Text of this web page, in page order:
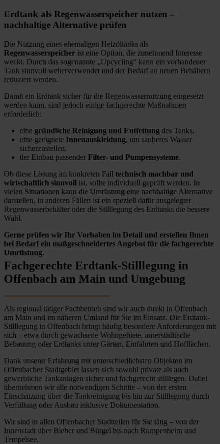
Erdtank als Regenwasserspeicher nutzen –
nachhaltige Alternative prüfen
Die Nutzung eines ehemaligen Heizöltanks als
Regenwasserspeicher ist eine Option, die zunehmend Interesse
weckt. Durch das sogenannte „Upcycling“ kann ein vorhandener
Tank sinnvoll weiterverwendet und der Bedarf an neuen Behältern
reduziert werden.
Damit ein Erdtank sicher für die Regenwassernutzung eingesetzt
werden kann, sind jedoch einige fachgerechte Maßnahmen
erforderlich:
eine gründliche Reinigung und Entfettung des Tanks,
eine geeignete Innenauskleidung, um sauberes Wasser
sicherzustellen,
der Einbau passender Filter- und Pumpensysteme.
Ob diese Lösung im konkreten Fall technisch machbar und
wirtschaftlich sinnvoll ist, sollte individuell geprüft werden. In
vielen Situationen kann die Umrüstung eine nachhaltige Alternative
darstellen, in anderen Fällen ist ein speziell dafür ausgelegter
Regenwasserbehälter oder die Stilllegung des Erdtanks die bessere
Wahl.
Gerne prüfen wir Ihr Vorhaben im Detail und erstellen Ihnen
bei Bedarf ein maßgeschneidertes Angebot für die fachgerechte
Umrüstung.
Fachgerechte Erdtank-Stilllegung in
Offenbach am Main und Umgebung
Als regional tätiger Fachbetrieb sind wir auch direkt in Offenbach
am Main und im näheren Umland für Sie im Einsatz. Die Erdtank-
Stilllegung in Offenbach bringt häufig besondere Anforderungen mit
sich – etwa durch gewachsene Wohngebiete, innerstädtische
Bebauung oder Erdtanks unter Gärten, Einfahrten und Hofflächen.
Dank unserer Erfahrung mit unterschiedlichsten Objekten im
Offenbacher Stadtgebiet lassen sich sowohl private als auch
gewerbliche Tankanlagen sicher und fachgerecht stilllegen. Dabei
übernehmen wir alle notwendigen Schritte – von der ersten
Einschätzung über die Tankreinigung bis hin zur Stilllegung durch
Verfüllung oder Ausbau inklusive Dokumentation.
Wir sind in allen Offenbacher Stadtteilen für Sie tätig – von der
Innenstadt über Bieber und Bürgel bis nach Rumpenheim und
Tempelsee.